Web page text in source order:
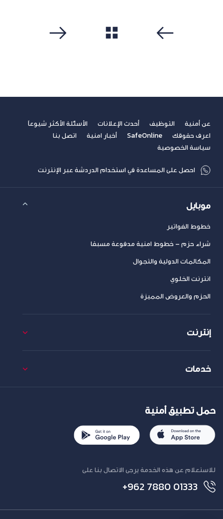
عن أمنية التوظيف أحدث الإعلانات
الأسئلة الأكثر شيوعاً
اعرف حقوقك
SafeOnline أخبار امنية
اتصل بنا
سياسة الخصوصية
احصل على المساعدة في استخدام الدردشة عبر الإنترنت
موبايل
خطوط الفواتير
شراء حزم – خطوط امنية مدفوعة مسبقا
المكالمات الدولية والتجوال
انترنت الخلوي
الحزم والعروض المميزة
إنترنت
خدمات
حمل تطبيق أمنية
للاستعلام عن هذه الخدمة يرجى الاتصال بنا على
+962 7880 01333